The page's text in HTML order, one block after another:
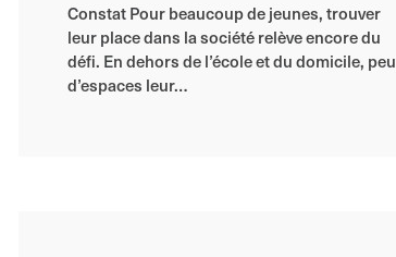
Constat Pour beaucoup de jeunes, trouver
leur place dans la société relève encore du
défi. En dehors de l’école et du domicile, peu
d’espaces leur…